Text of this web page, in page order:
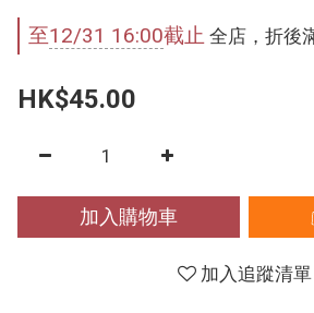
至12/31 16:00截止 全店，折後
HK$45.00
加入購物車
加入追蹤清單